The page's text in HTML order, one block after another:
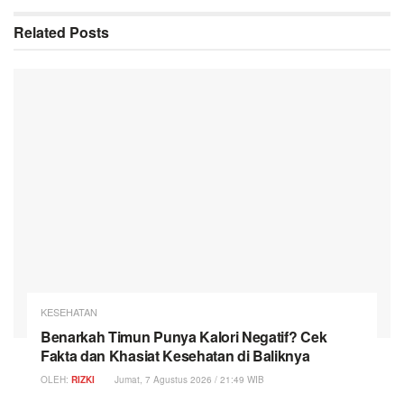
Related Posts
KESEHATAN
Benarkah Timun Punya Kalori Negatif? Cek
Fakta dan Khasiat Kesehatan di Baliknya
OLEH: RIZKI Jumat, 7 Agustus 2026 / 21:49 WIB